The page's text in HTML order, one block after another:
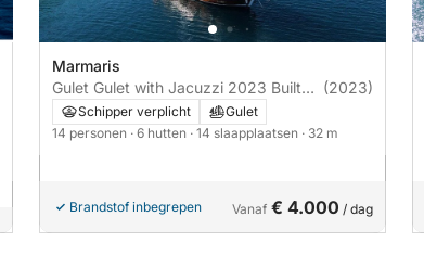
Marmaris
Gulet Gulet with Jacuzzi 2023 Built
32m
(2023)
Schipper verplicht
Gulet
14 personen · 6 hutten · 14 slaapplaatsen · 32 m
Brandstof inbegrepen Vanaf € 4.000 / dag